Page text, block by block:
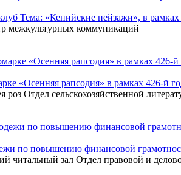
Тема: «Кенийские пейзажи», в
межкультурных коммуникаций
«Осенняя рапсодия» в рамках 426-й
роз Отдел сельскохозяйственной
по повышению финансовой
читальный зал Отдел правовой и